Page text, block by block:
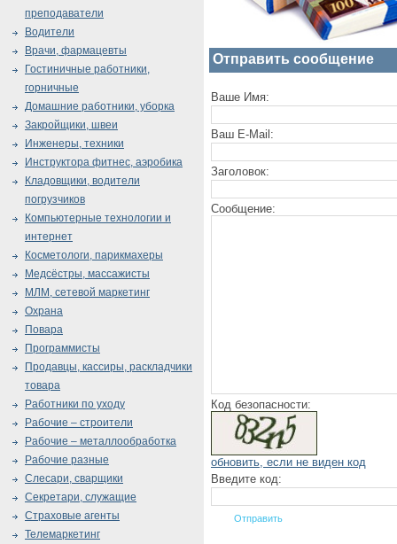
Отправить сообщение
Ваше Имя:
Ваш E-Mail:
Заголовок:
Сообщение:
Код безопасности:
обновить, если не виден код
Введите код:
преподаватели
Водители
Врачи, фармацевты
Гостиничные работники,
горничные
Домашние работники, уборка
Закройщики, швеи
Инженеры, техники
Инструктора фитнес, аэробика
Кладовщики, водители
погрузчиков
Компьютерные технологии и
интернет
Косметологи, парикмахеры
Медсёстры, массажисты
МЛМ, сетевой маркетинг
Охрана
Повара
Программисты
Продавцы, кассиры, раскладчики
товара
Работники по уходу
Рабочие – строители
Рабочие – металлообработка
Рабочие разные
Слесари, сварщики
Секретари, служащие
Страховые агенты
Телемаркетинг